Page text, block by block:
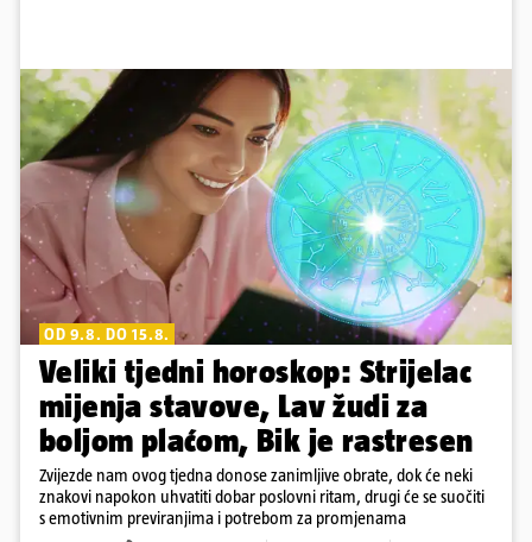
OD 9.8. DO 15.8.
Veliki tjedni horoskop: Strijelac
mijenja stavove, Lav žudi za
boljom plaćom, Bik je rastresen
Zvijezde nam ovog tjedna donose zanimljive obrate, dok će neki
znakovi napokon uhvatiti dobar poslovni ritam, drugi će se suočiti
s emotivnim previranjima i potrebom za promjenama